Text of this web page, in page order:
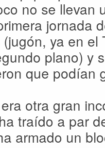
no se llevan
jornada
ya en
plano) y
que podían
otra gran
traído a par
armado un